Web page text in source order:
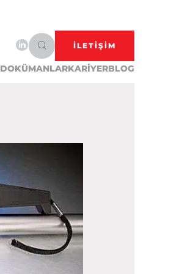
İLETİŞİM
DOKÜMANLARKARİYERBLOG